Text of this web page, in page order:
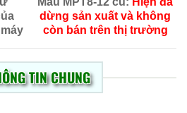
dừng sản xuất và không
còn bán trên thị trường
TIN CHUNG